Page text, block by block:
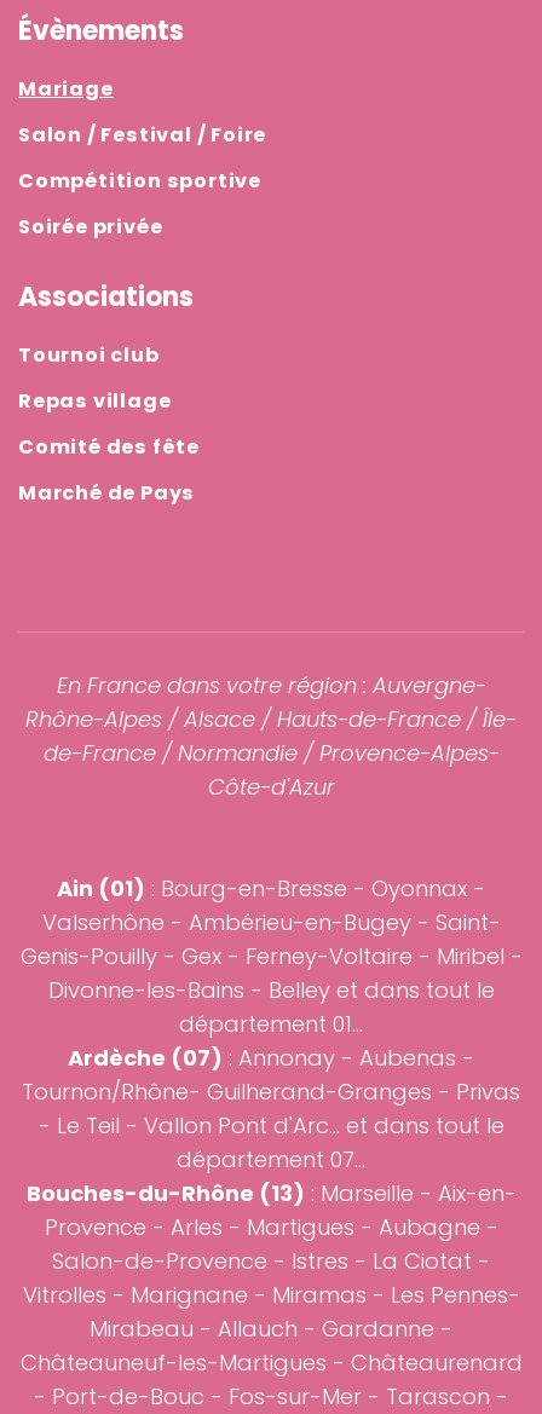
Évènements
Mariage
Salon / Festival / Foire
Compétition sportive
Soirée privée
Associations
Tournoi club
Repas village
Comité des fête
Marché de Pays
En France dans votre région : Auvergne-
Rhône-Alpes / Alsace / Hauts-de-France / Île-
de-France/ Normandie/ Provence-Alpes-
Côte-d'Azur
Ain (01) : Bourg-en-Bresse - Oyonnax -
Valserhône - Ambérieu-en-Bugey - Saint-
Genis-Pouilly- Gex- Ferney-Voltaire - Miribel -
Divonne-les-Bains - Belley et dans tout le
département 01...
Ardèche (07) : Annonay - Aubenas -
Tournon/Rhône- Guilherand-Granges - Privas
- Le Teil - Vallon Pont d'Arc... et dans tout le
département 07...
Bouches-du-Rhône (13) : Marseille - Aix-en-
Provence - Arles - Martigues - Aubagne -
Salon-de-Provence - Istres - La Ciotat -
Vitrolles - Marignane - Miramas - Les Pennes-
Mirabeau - Allauch - Gardanne -
Châteauneuf-les-Martigues - Châteaurenard
- Port-de-Bouc - Fos-sur-Mer - Tarascon -